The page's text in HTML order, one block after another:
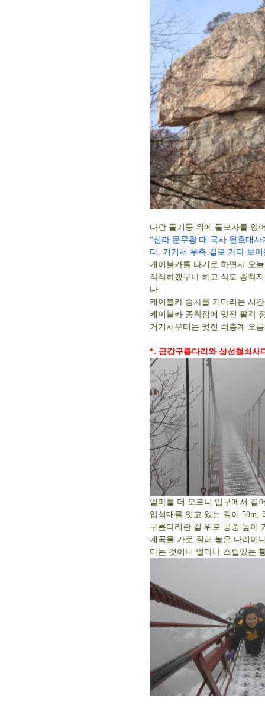
다란 돌기둥 위에 돌모자를 얹
“신라 문무왕 때 국사 원효대
다. 거기서 우측 길로 가다 보
케이블카를 타기로 하면서 오
작작하겠구나 하고 삭도 종착
다.
케이블카 승차를 기다리는 시
케이블카 종착점에 멋진 팔각
거기서부터는 멋진 쇠층계 오
*. 금강구름다리와 삼선철쇠사
얼마를 더 오르니 입구에서 걸
입석대를 잇고 있는 길이 50m,
구름다리란 길 위로 공중 높이
계곡을 가로 질러 놓은 다리이
다는 것이니 얼마나 스릴있는